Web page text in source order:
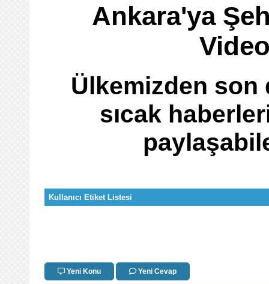
Ankara'ya
Ülkemizden son
sıcak
Kullanıcı Etiket Listesi
Yeni Konu Yeni Cevap